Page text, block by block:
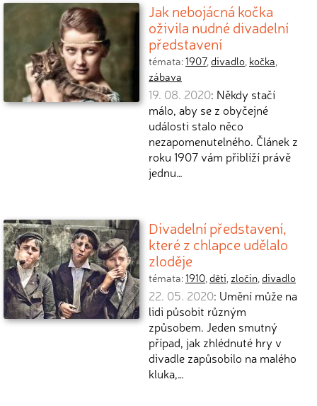
Jak nebojácná kočka
oživila nudné divadelní
představení
témata:1907,divadlo, kočka,
zábava
19. 08. 2020: Někdy stačí
málo, aby se z obyčejné
události stalo něco
nezapomenutelného. Článek z
roku 1907 vám přiblíží právě
jednu…
Divadelní představení,
které z chlapce udělalo
zloděje
témata:1910,děti, zločin,divadlo
22. 05. 2020: Umění může na
lidi působit různým
způsobem. Jeden smutný
případ, jak zhlédnuté hry v
divadle zapůsobilo na malého
kluka,…